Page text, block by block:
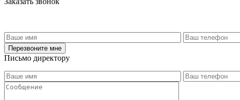
Письмо директору